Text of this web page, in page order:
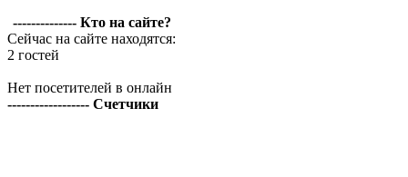
-------------- Кто на сайте?
Сейчас на сайте находятся:
2 гостей
Нет посетителей в онлайн
------------------ Счетчики